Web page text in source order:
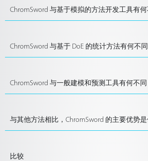
ChromSword 与基于模拟的方法开发工具有何
ChromSword 与基于 DoE 的统计方法有何不同
ChromSword 与一般建模和预测工具有何不同
与其他方法相比，ChromSword 的主要优势是
比较